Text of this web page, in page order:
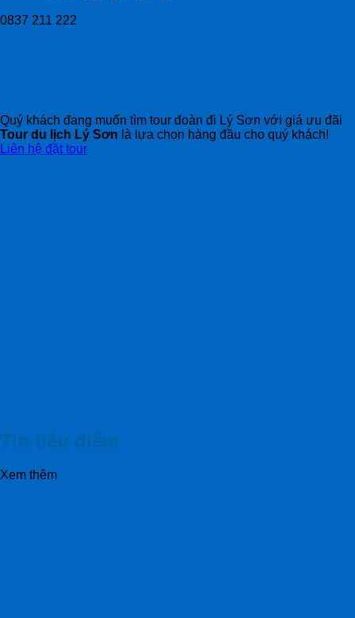
0837 211 222
Quý khách đang muốn tìm tour đoàn đi Lý Sơn với giá ưu đãi
Tour du lịch Lý Sơn là lựa chọn hàng đầu cho quý khách!
Liên hệ đặt tour
Tin tiêu điểm
Xem thêm